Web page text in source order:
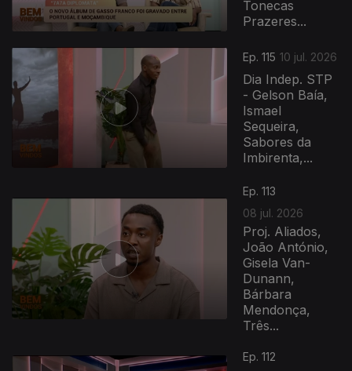
Tonecas
Prazeres...
Ep. 115 10 jul. 2026
Dia Indep. STP
- Gelson Baía,
Ismael
Sequeira,
Sabores da
Imbirenta,...
Ep. 113
08 jul. 2026
Proj. Aliados,
João António,
Gisela Van-
Dunann,
Bárbara
Mendonça,
Três...
Ep. 112